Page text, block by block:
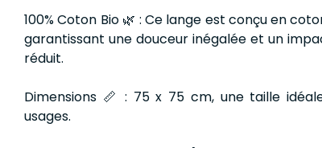
100% Coton Bio 🌿 : Ce lange est conçu en
garantissant une douceur inégalée et un
réduit.
Dimensions 📏 : 75 x 75 cm, une taille
usages.